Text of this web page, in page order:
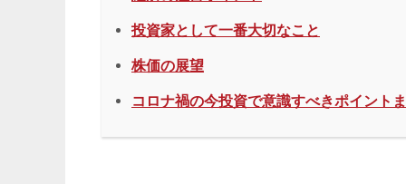
投資家として一番大切なこと
株価の展望
コロナ禍の今投資で意識すべきポイント